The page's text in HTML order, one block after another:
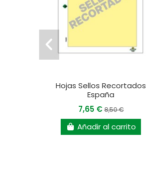
Hojas Sellos Recortados
España
7,65 €8,50 €
Añadir al carrito